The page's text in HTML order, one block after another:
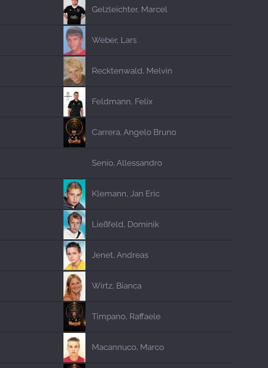
Gelzleichter, Marcel
Weber, Lars
Recktenwald, Melvin
Feldmann, Felix
Carrera, Angelo Bruno
Senio, Allessandro
Klemann, Jan Eric
Ließfeld, Dominik
Jenet, Andreas
Wirtz, Bianca
Timpano, Raffaele
Macannuco, Marco